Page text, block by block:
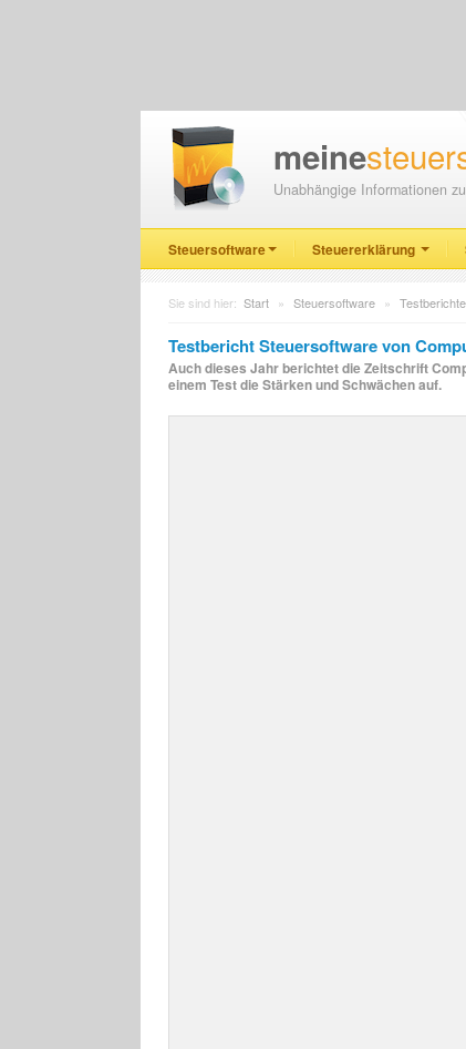
meine
Unabhängige Informationen
Steuersoftware Steuererklärung
Sie sind hier: Start » Steuersoftware » Testberichte
Testbericht Steuersoftware von
Auch dieses Jahr berichtet die Zeitschrift
einem Test die Stärken und Schwächen auf.